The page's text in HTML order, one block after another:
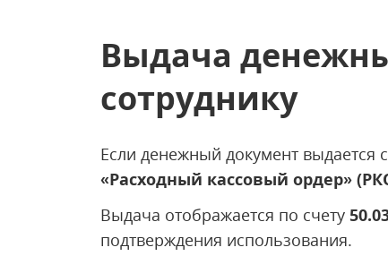
Выдача
сотруднику
Если денежный документ выдается
«Расходный кассовый ордер»
Выдача отображается по счету
подтверждения использования.